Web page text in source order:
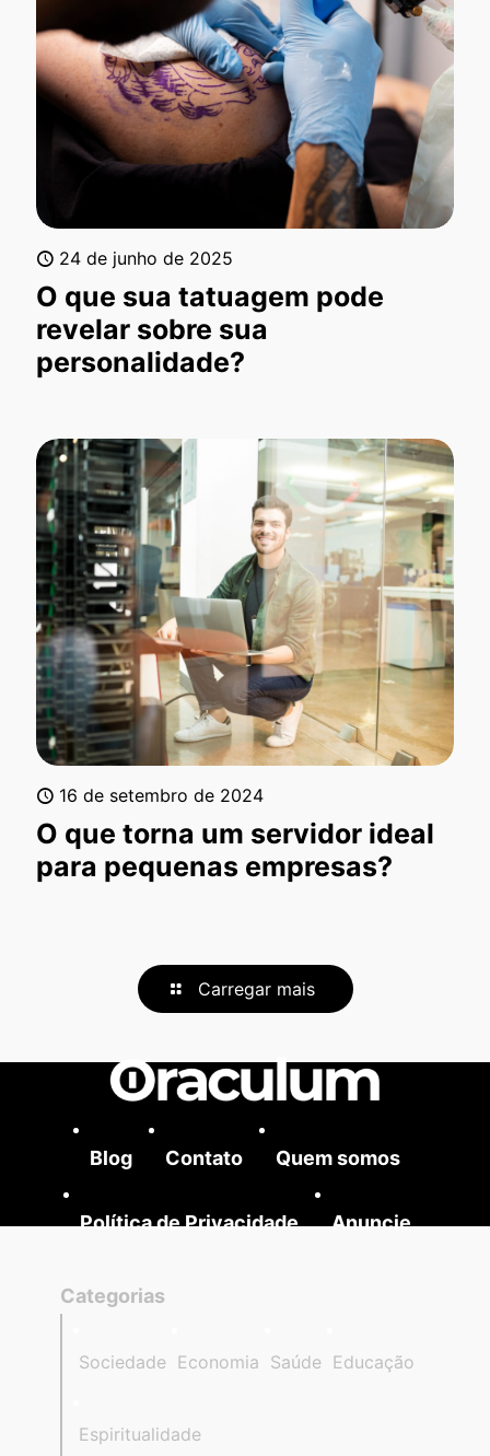
24 de junho de 2025
O que sua tatuagem pode
revelar sobre sua
personalidade?
16 de setembro de 2024
O que torna um servidor ideal
para pequenas empresas?
Carregar mais
Blog Contato Quem somos
Política de Privacidade Anuncie
Categorias
Sociedade Economia Saúde Educação
Espiritualidade